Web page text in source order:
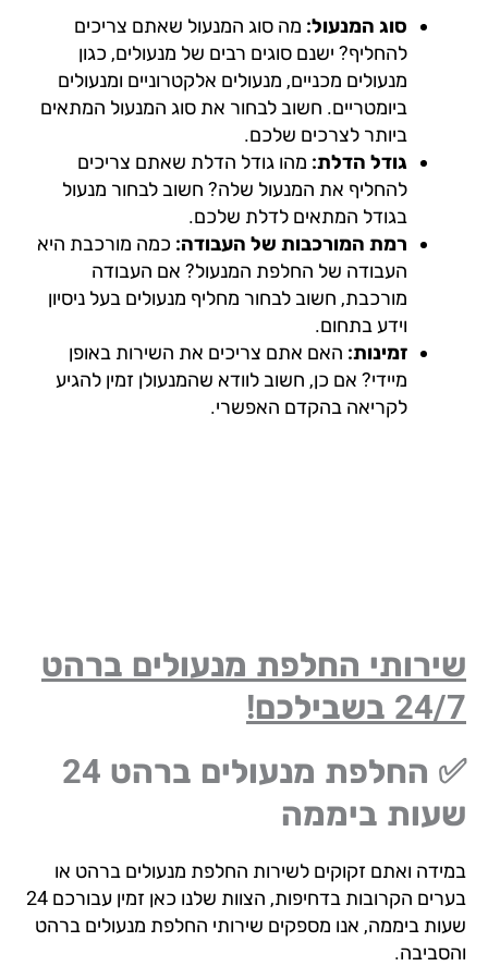
סוג המנעול:מה סוג המנעול שאתם צריכים
להחליף? ישנם סוגים רבים של מנעולים, כגון
מנעולים מכניים, מנעולים אלקטרוניים ומנעולים
ביומטריים. חשוב לבחור את סוג המנעול המתאים
ביותר לצרכים שלכם.
גודל הדלת:מהו גודל הדלת שאתם צריכים
להחליף את המנעול שלה? חשוב לבחור מנעול
בגודל המתאים לדלת שלכם.
רמת המורכבות של העבודה:כמה מורכבת היא
העבודה של החלפת המנעול? אם העבודה
מורכבת, חשוב לבחור מחליף מנעולים בעל ניסיון
וידע בתחום.
זמינות:האם אתם צריכים את השירות באופן
מיידי? אם כן, חשוב לוודא שהמנעולן זמין להגיע
לקריאה בהקדם האפשרי.
החלפת מנעולים ברהט
בשבילכם!
✅ החלפת מנעולים ברהט 24
ביממה
ואתם זקוקים לשירות החלפת מנעולים ברהט או
בערים הקרובות בדחיפות, הצוות שלנו כאן זמין עבורכם 24
ביממה, אנו מספקים שירותי החלפת מנעולים ברהט